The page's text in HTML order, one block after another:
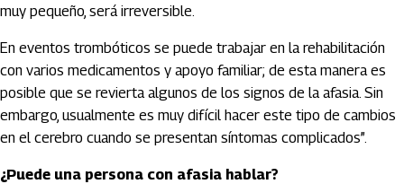
muy pequeño, será irreversible.
En eventos trombóticos se puede trabajar en la rehabilitación
con varios medicamentos y apoyo familiar; de esta manera es
posible que se revierta algunos de los signos de la afasia. Sin
embargo, usualmente es muy difícil hacer este tipo de cambios
en el cerebro cuando se presentan síntomas complicados”.
¿Puede una persona con afasia hablar?